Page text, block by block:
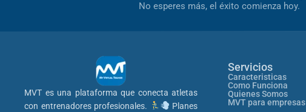
No esperes más, el éxito comienza hoy.
MVT es una plataforma que conecta atletas
con entrenadores profesionales.
Planes
Servicios
Caracteristicas
Como Funciona
Quienes Somos
MVT para empresas